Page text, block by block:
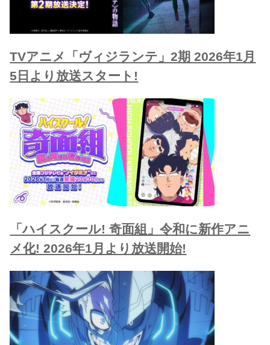
TVアニメ「ヴィジランテ」2期 2026年1月
5日より放送スタート!
「ハイスクール! 奇面組」令和に新作アニ
メ化! 2026年1月より放送開始!